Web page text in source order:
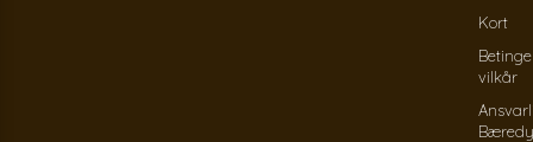
Kort
vilkår